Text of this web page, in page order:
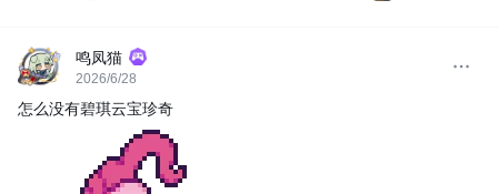
鸣凤猫
2026/6/28
怎么没有碧琪云宝珍奇